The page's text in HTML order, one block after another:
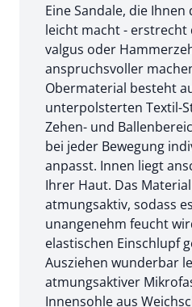
Eine Sandale, die
leicht macht - erstrecht
valgus oder
anspruchsvoller
Obermaterial besteht
unterpolsterten Textil-
Zehen- und
bei jeder Bewegung
anpasst. Innen liegt
Ihrer Haut. Das
atmungsaktiv, sodass
unangenehm feucht
elastischen Einschlupf
Ausziehen wunderbar
atmungsaktiver
Innensohle aus